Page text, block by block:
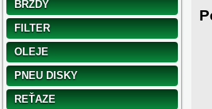
BRZDY
FILTER
OLEJE
PNEU DISKY
REŤAZE